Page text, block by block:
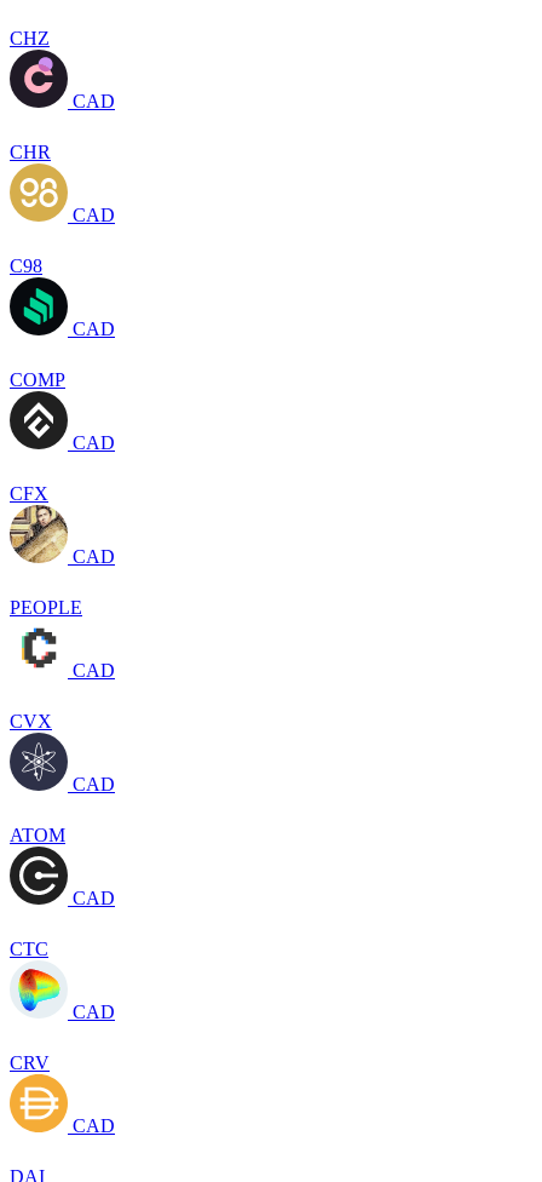
CHZ
CAD
CHR
CAD
C98
CAD
COMP
CAD
CFX
CAD
PEOPLE
CAD
CVX
CAD
ATOM
CAD
CTC
CAD
CRV
CAD
DAI